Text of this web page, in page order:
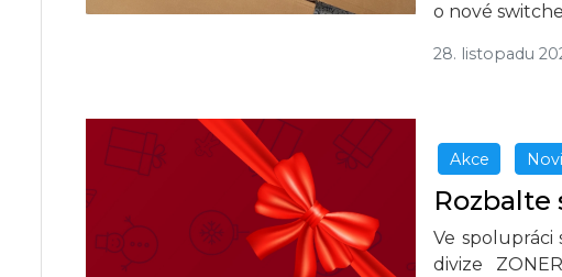
o nové
28. listopadu
Akce
Rozbalte
Ve spolupráci
divize